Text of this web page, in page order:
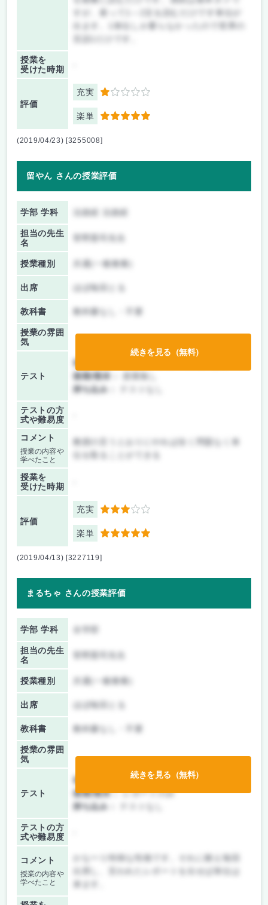
授業を
受けた時期
評価
充実 1
楽単 5
(2019/04/23) [3255008]
留やん さんの授業評価
学部 学科 法政経 法政経
担当の先生
名
授業種別 共通(一般教養)
出席 ほぼ毎回とる
教科書 教科書なし・不要
授業の雰囲
気
テスト
前期/中間：
後期/期末：
授業無し
持ち込み：
テストの方
式や難易度
コメント
授業の内容や
学べたこと
授業を
受けた時期
評価
充実 3
楽単 5
続きを見る（無料）
(2019/04/13) [3227119]
まるちゃ さんの授業評価
学部 学科
担当の先生
名
授業種別 共通(一般教養)
出席 ほぼ毎回とる
教科書 教科書なし・不要
授業の雰囲
気
テスト
前期/中間：
レポートのみ
後期/期末：レポートのみ
持ち込み：
テストの方
式や難易度
コメント
授業の内容や
学べたこと
かなーり特殊な性格です。それに耐え毎回
続きを見る（無料）